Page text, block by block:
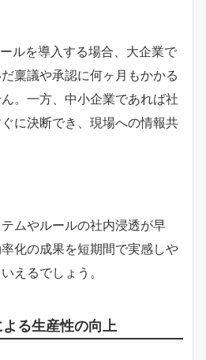
ルを導入する場合、大企業で
稟議や承認に何ヶ月もかかる
。一方、中小企業であれば社
に決断でき、現場への情報共
ムやルールの社内浸透が早
化の成果を短期間で実感しや
えるでしょう。
る生産性の向上